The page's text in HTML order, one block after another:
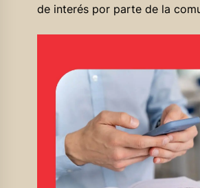
de interés por parte de la